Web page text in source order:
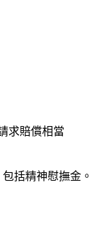
求賠償相當
括精神慰撫金。